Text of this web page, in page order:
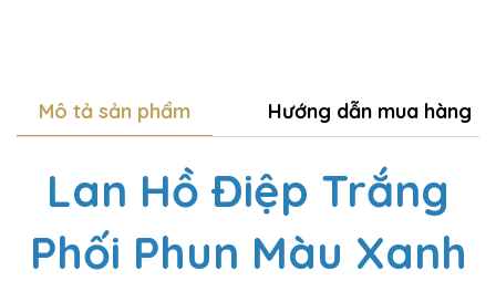
Mô tả sản phẩm Hướng dẫn mua hàng
Lan Hồ Điệp Trắng
Phối Phun Màu Xanh